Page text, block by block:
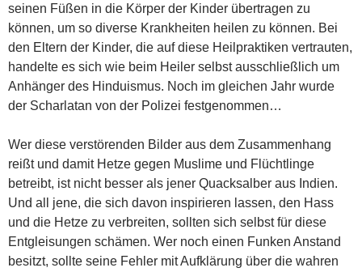
seinen Füßen in die Körper der Kinder übertragen zu
können, um so diverse Krankheiten heilen zu können. Bei
den Eltern der Kinder, die auf diese Heilpraktiken vertrauten,
handelte es sich wie beim Heiler selbst ausschließlich um
Anhänger des Hinduismus. Noch im gleichen Jahr wurde
der Scharlatan von der Polizei festgenommen…
Wer diese verstörenden Bilder aus dem Zusammenhang
reißt und damit Hetze gegen Muslime und Flüchtlinge
betreibt, ist nicht besser als jener Quacksalber aus Indien.
Und all jene, die sich davon inspirieren lassen, den Hass
und die Hetze zu verbreiten, sollten sich selbst für diese
Entgleisungen schämen. Wer noch einen Funken Anstand
besitzt, sollte seine Fehler mit Aufklärung über die wahren